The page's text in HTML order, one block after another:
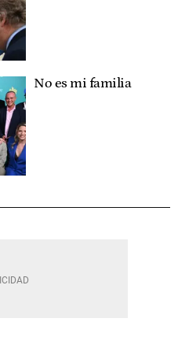
No es mi familia